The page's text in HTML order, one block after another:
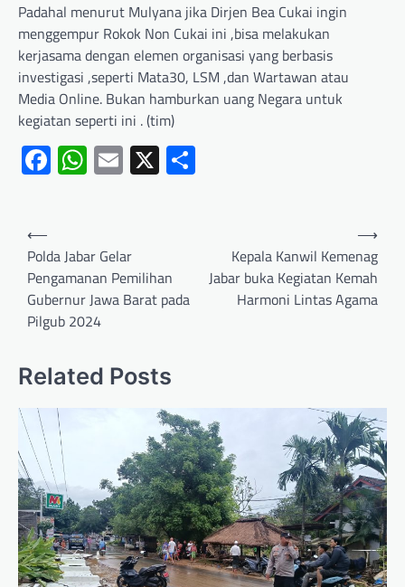
Padahal menurut Mulyana jika Dirjen Bea Cukai ingin
menggempur Rokok Non Cukai ini ,bisa melakukan
kerjasama dengan elemen organisasi yang berbasis
investigasi ,seperti Mata30, LSM ,dan Wartawan atau
Media Online. Bukan hamburkan uang Negara untuk
kegiatan seperti ini . (tim)
Facebook
WhatsApp
Email
X
⟵
Polda Jabar Gelar
Pengamanan Pemilihan
Gubernur Jawa Barat pada
Pilgub 2024
Kepala Kanwil Kemenag
Jabar buka Kegiatan Kemah
Harmoni Lintas Agama
⟶
Related Posts